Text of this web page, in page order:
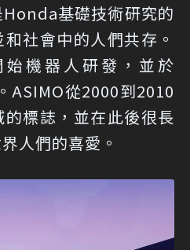
基礎技術研究的
社會中的人們共存。
機器人研發，並於
ASIMO從2000到2010
標誌，並在此後很長
人們的喜愛。